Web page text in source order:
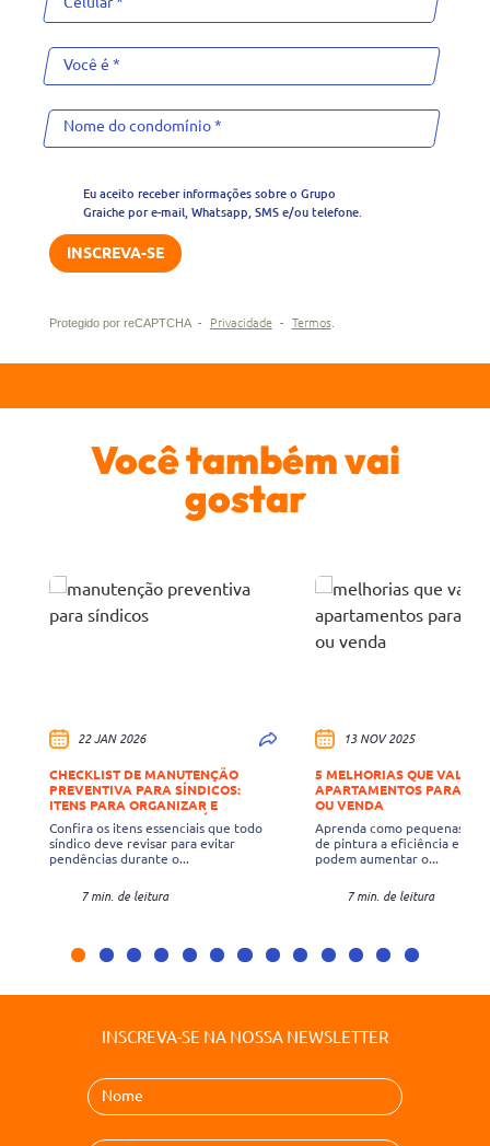
Eu aceito receber informações sobre o Grupo
Graiche por e-mail, Whatsapp, SMS e/ou telefone.
Protegido por reCAPTCHA - Privacidade - Termos.
Você também vai
gostar
22 JAN 2026
CHECKLIST DE MANUTENÇÃO
PREVENTIVA PARA SÍNDICOS:
ITENS PARA ORGANIZAR E
COLOCAR EM DIA NO INÍCIO DE
2026
Confira os itens essenciais que todo
síndico deve revisar para evitar
pendências durante o...
7 min. de leitura
13 NOV 2025
5 MELHORIAS QUE
APARTAMENTOS PARA
OU VENDA
Aprenda como pequenas
de pintura a eficiência
podem aumentar o...
7 min. de leitura
INSCREVA-SE NA NOSSA NEWSLETTER